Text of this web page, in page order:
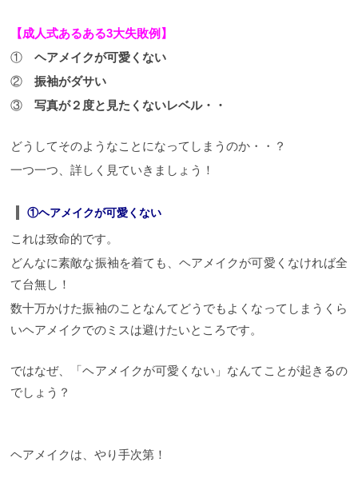
【成人式あるある3大失敗例】
① ヘアメイクが可愛くない
② 振袖がダサい
③ 写真が２度と見たくないレベル・・
どうしてそのようなことになってしまうのか・・？
一つ一つ、詳しく見ていきましょう！
①ヘアメイクが可愛くない
これは致命的です。
どんなに素敵な振袖を着ても、ヘアメイクが可愛くなければ全
て台無し！
数十万かけた振袖のことなんてどうでもよくなってしまうくら
いヘアメイクでのミスは避けたいところです。
ではなぜ、「ヘアメイクが可愛くない」なんてことが起きるの
でしょう？
ヘアメイクは、やり手次第！